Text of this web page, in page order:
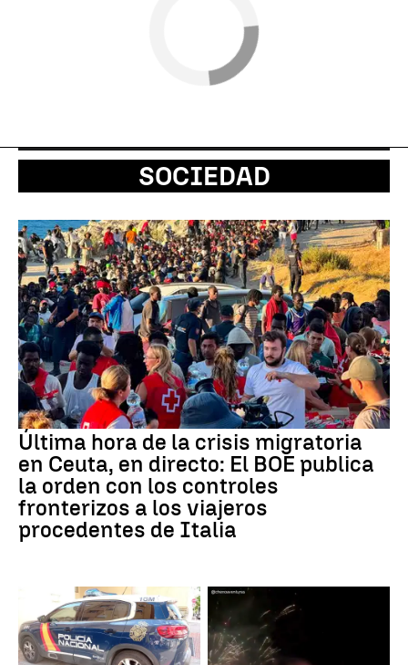
SOCIEDAD
Última hora de la crisis migratoria
en Ceuta, en directo: El BOE publica
la orden con los controles
fronterizos a los viajeros
procedentes de Italia